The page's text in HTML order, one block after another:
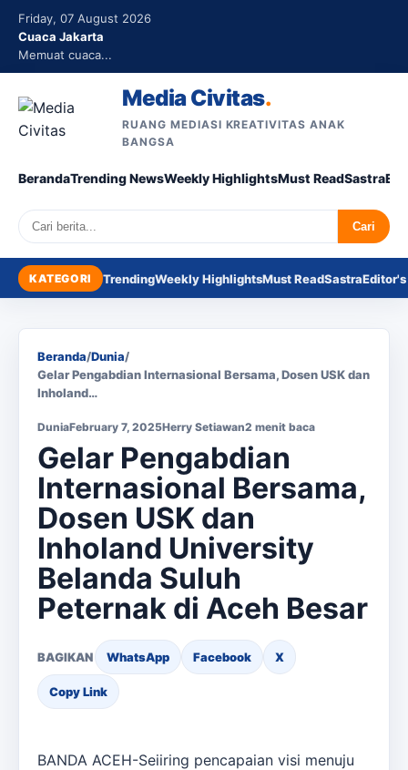
Friday, 07 August 2026
Cuaca Jakarta
Memuat cuaca...
Media Civitas.
RUANG MEDIASI KREATIVITAS ANAK
BANGSA
BerandaTrending NewsWeekly HighlightsMust ReadSastra
Search Cari
KATEGORI TrendingWeekly HighlightsMust ReadSastra
Beranda/Dunia/
Gelar Pengabdian Internasional Bersama, Dosen USK dan
Inholand…
DuniaFebruary 7, 2025Herry Setiawan2 menit baca
Gelar Pengabdian
Internasional Bersama,
Dosen USK dan
Inholand University
Belanda Suluh
Peternak di Aceh Besar
BAGIKAN WhatsApp Facebook X
Copy Link
BANDA ACEH-Seiiring pencapaian visi menuju